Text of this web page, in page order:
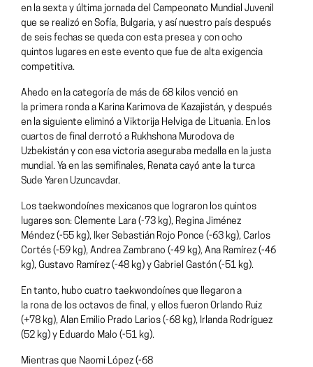
en la sexta y última jornada del Campeonato Mundial Juvenil
que se realizó en Sofía, Bulgaria, y así nuestro país después
de seis fechas se queda con esta presea y con ocho
quintos lugares en este evento que fue de alta exigencia
competitiva.
Ahedo en la categoría de más de 68 kilos venció en
la primera ronda a Karina Karimova de Kazajistán, y después
en la siguiente eliminó a Viktorija Helviga de Lituania. En los
cuartos de final derrotó a Rukhshona Murodova de
Uzbekistán y con esa victoria aseguraba medalla en la justa
mundial. Ya en las semifinales, Renata cayó ante la turca
Sude Yaren Uzuncavdar.
Los taekwondoínes mexicanos que lograron los quintos
lugares son: Clemente Lara (-73 kg), Regina Jiménez
Méndez (-55 kg), Iker Sebastián Rojo Ponce (-63 kg), Carlos
Cortés (-59 kg), Andrea Zambrano (-49 kg), Ana Ramírez (-46
kg), Gustavo Ramírez (-48 kg) y Gabriel Gastón (-51 kg).
En tanto, hubo cuatro taekwondoínes que llegaron a
la rona de los octavos de final, y ellos fueron Orlando Ruiz
(+78 kg), Alan Emilio Prado Larios (-68 kg), Irlanda Rodríguez
(52 kg) y Eduardo Malo (-51 kg).
Mientras que Naomi López (-68